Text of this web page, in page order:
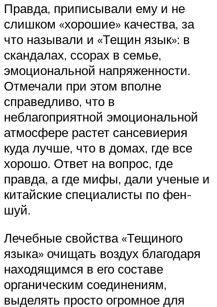
Правда, приписывали ему и не
слишком «хорошие» качества, за
что называли и «Тещин язык»: в
скандалах, ссорах в семье,
эмоциональной напряженности.
Отмечали при этом вполне
справедливо, что в
неблагоприятной эмоциональной
атмосфере растет сансевиерия
куда лучше, что в домах, где все
хорошо. Ответ на вопрос, где
правда, а где мифы, дали ученые и
китайские специалисты по фен-
шуй.
Лечебные свойства «Тещиного
языка» очищать воздух благодаря
находящимся в его составе
органическим соединениям,
выделять просто огромное для